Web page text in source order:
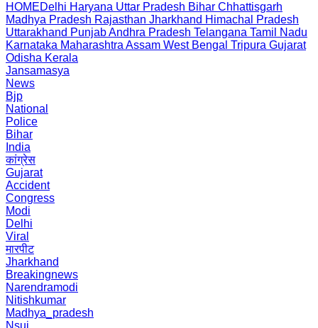
HOMEDelhi Haryana Uttar Pradesh Bihar Chhattisgarh
Madhya Pradesh Rajasthan Jharkhand Himachal Pradesh
Uttarakhand PunjabAndhra Pradesh Telangana Tamil Nadu
Karnataka Maharashtra Assam West Bengal Tripura Gujarat
Odisha Kerala
Jansamasya
News
Bjp
National
Police
Bihar
India
कांग्रेस
Gujarat
Accident
Congress
Modi
Delhi
Viral
मारपीट
Jharkhand
Breakingnews
Narendramodi
Nitishkumar
Madhya_pradesh
Nsui